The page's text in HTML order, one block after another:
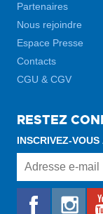
Partenaires
Nous rejoindre
Espace Presse
Contacts
CGU & CGV
RESTEZ
INSCRIVEZ-
e-
mail